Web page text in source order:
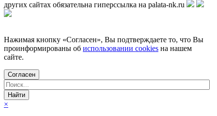
других сайтах обязательна гиперссылка на palata-nk.ru
Нажимая кнопку «Согласен», Вы подтверждаете то, что Вы
проинформированы об использовании cookies на нашем
сайте.
Согласен
×